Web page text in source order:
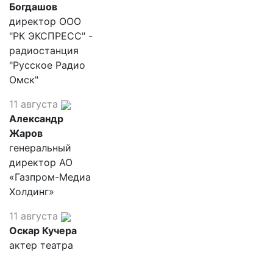
Богдашов
директор ООО
"РК ЭКСПРЕСС" -
радиостанция
"Русское Радио
Омск"
11 августа
Александр
Жаров
генеральный
директор АО
«Газпром-Медиа
Холдинг»
11 августа
Оскар Кучера
актер театра